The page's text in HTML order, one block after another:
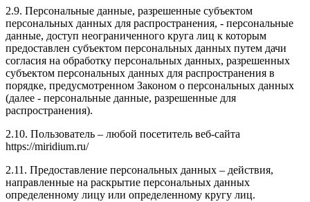
2.9. Персональные данные, разрешенные субъектом
персональных данных для распространения, - персональные
данные, доступ неограниченного круга лиц к которым
предоставлен субъектом персональных данных путем дачи
согласия на обработку персональных данных, разрешенных
субъектом персональных данных для распространения в
порядке, предусмотренном Законом о персональных данных
(далее - персональные данные, разрешенные для
распространения).
2.10. Пользователь – любой посетитель веб-сайта
https://miridium.ru/
2.11. Предоставление персональных данных – действия,
направленные на раскрытие персональных данных
определенному лицу или определенному кругу лиц.